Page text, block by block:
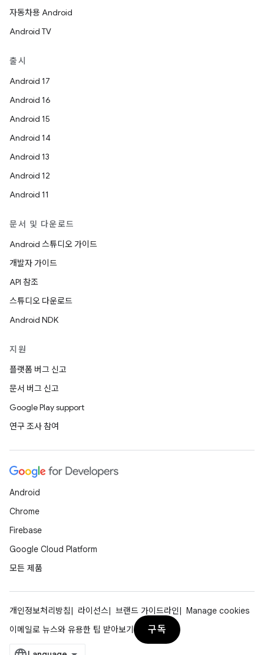
자동차용 Android
Android TV
출시
Android 17
Android 16
Android 15
Android 14
Android 13
Android 12
Android 11
문서 및 다운로드
Android 스튜디오 가이드
개발자 가이드
API 참조
스튜디오 다운로드
Android NDK
지원
플랫폼 버그 신고
문서 버그 신고
Google Play support
연구 조사 참여
Android
Chrome
Firebase
Google Cloud Platform
모든 제품
개인정보처리방침 라이선스 브랜드 가이드라인
Manage cookies
이메일로 뉴스와 유용한 팁 받아보기
구독